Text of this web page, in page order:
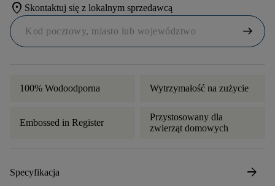
location_on Skontaktuj się z lokalnym sprzedawcą
arrow_right_alt
100% Wodoodporna Wytrzymałość na zużycie
Embossed in Register
Przystosowany dla
zwierząt domowych
Specyfikacja arrow_forward